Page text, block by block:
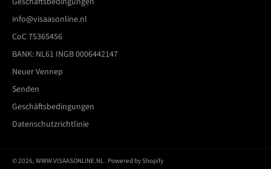
info@visaasonline.nl
CoC 75365456
BANK: NL61 INGB 0006442147
Neuer Vennep
Senden
Geschäftsbedingungen
Datenschutzrichtlinie
© 2026, WWW.VISAASONLINE.NL. Powered by Shopify